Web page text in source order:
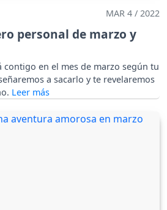
MAR 4 / 2022
personal de marzo y
contigo en el mes de marzo según tu
a sacarlo y te revelaremos